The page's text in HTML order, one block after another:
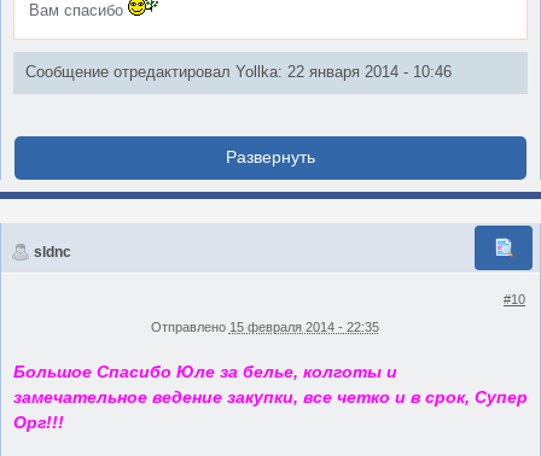
Вам спасибо
Сообщение отредактировал Yollka: 22 января 2014 - 10:46
sldnc
#10
Отправлено 15 февраля 2014 - 22:35
Большое Спасибо Юле за белье, колготы и
замечательное ведение закупки, все четко и в срок, Супер
Орг!!!